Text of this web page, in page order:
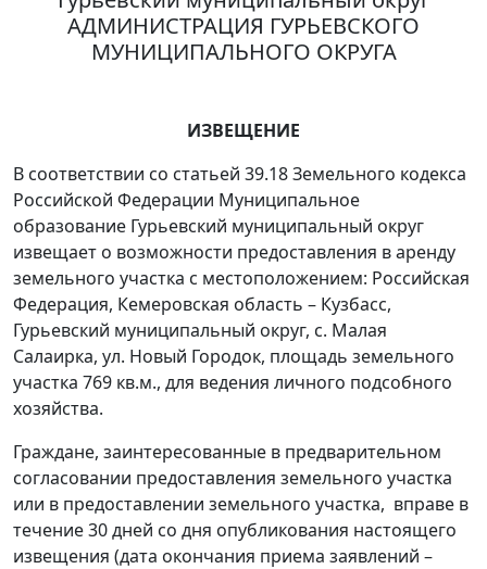
АДМИНИСТРАЦИЯ ГУРЬЕВСКОГО
МУНИЦИПАЛЬНОГО ОКРУГА
ИЗВЕЩЕНИЕ
В соответствии со статьей 39.18 Земельного кодекса
Российской Федерации Муниципальное
образование Гурьевский муниципальный округ
извещает о возможности предоставления в аренду
земельного участка с местоположением: Российская
Федерация, Кемеровская область – Кузбасс,
Гурьевский муниципальный округ, с. Малая
Салаирка, ул. Новый Городок, площадь земельного
участка 769 кв.м., для ведения личного подсобного
хозяйства.
Граждане, заинтересованные в предварительном
согласовании предоставления земельного участка
или в предоставлении земельного участка, вправе в
течение 30 дней со дня опубликования настоящего
извещения (дата окончания приема заявлений –